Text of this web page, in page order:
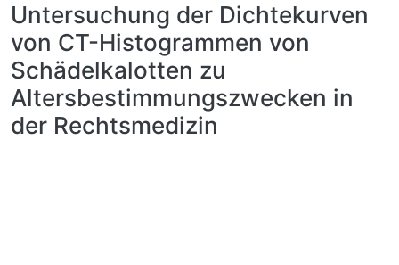
Untersuchung der Dichtekurven
von CT-Histogrammen von
Schädelkalotten zu
Altersbestimmungszwecken in
der Rechtsmedizin